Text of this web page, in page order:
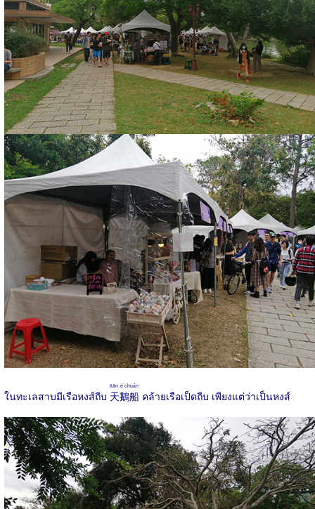
ในทะเลสาบมีเรือหงส์ถีบ 天鵝船
tiān é chuán
คล้ายเรือเป็ดถีบ เพียงแต่ว่าเป็นหงส์